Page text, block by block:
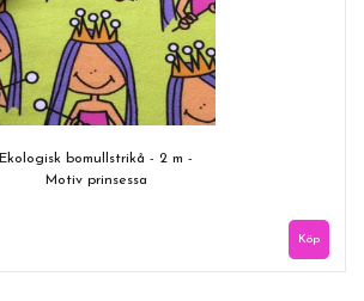
Ekologisk bomullstrikå - 2 m -
Motiv prinsessa